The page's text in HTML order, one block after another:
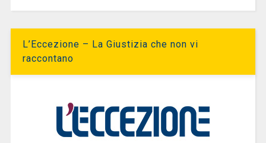
L’Eccezione – La Giustizia che non vi
raccontano